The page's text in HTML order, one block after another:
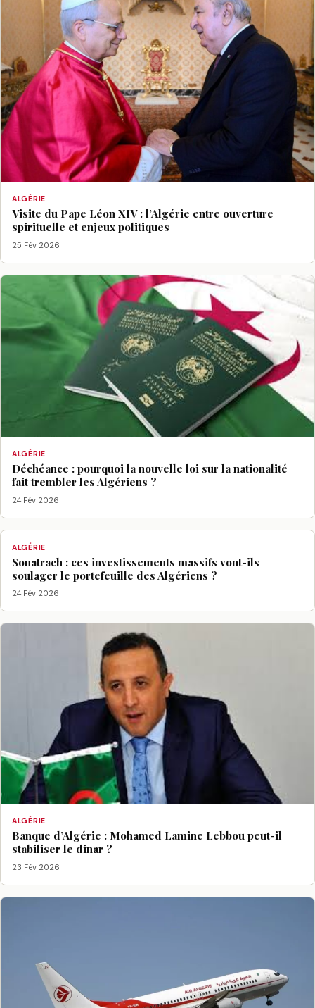
ALGÉRIE
Visite du Pape Léon XIV : l’Algérie entre ouverture
spirituelle et enjeux politiques
25 Fév 2026
ALGÉRIE
Déchéance : pourquoi la nouvelle loi sur la nationalité
fait trembler les Algériens ?
24 Fév 2026
ALGÉRIE
Sonatrach : ces investissements massifs vont-ils
soulager le portefeuille des Algériens ?
24 Fév 2026
ALGÉRIE
Banque d’Algérie : Mohamed Lamine Lebbou peut-il
stabiliser le dinar ?
23 Fév 2026